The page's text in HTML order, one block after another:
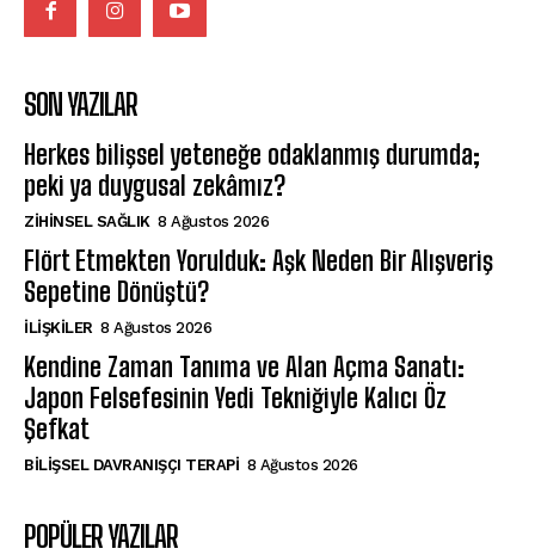
SON YAZILAR
Herkes bilişsel yeteneğe odaklanmış durumda;
peki ya duygusal zekâmız?
ZIHINSEL SAĞLIK 8 Ağustos 2026
Flört Etmekten Yorulduk: Aşk Neden Bir Alışveriş
Sepetine Dönüştü?
İLIŞKILER 8 Ağustos 2026
Kendine Zaman Tanıma ve Alan Açma Sanatı:
Japon Felsefesinin Yedi Tekniğiyle Kalıcı Öz
Şefkat
BILIŞSEL DAVRANIŞÇI TERAPI 8 Ağustos 2026
POPÜLER YAZILAR